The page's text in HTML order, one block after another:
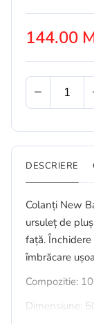
144.00
DESCRIERE
Colanți New
ursuleț de
față.
îmbrăcare
Compozitie:
Dimensiune: